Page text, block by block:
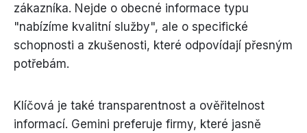
zákazníka. Nejde o obecné informace typu
"nabízíme kvalitní služby", ale o specifické
schopnosti a zkušenosti, které odpovídají přesným
potřebám.
Klíčová je také transparentnost a ověřitelnost
informací. Gemini preferuje firmy, které jasně